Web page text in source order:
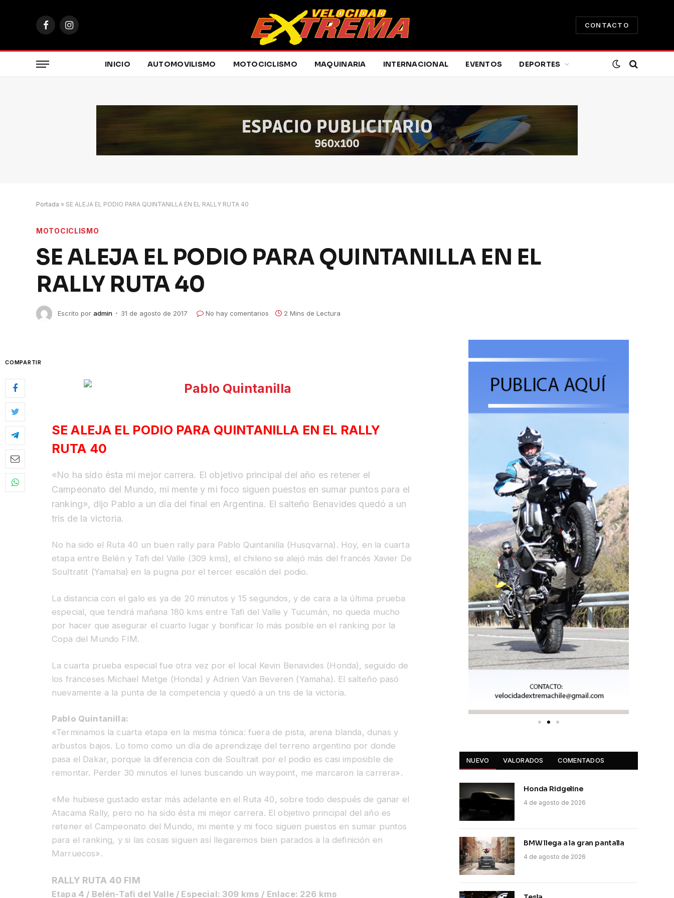
FacebookInstagram
CONTACTO
INICIO AUTOMOVILISMO MOTOCICLISMO MAQUINARIA INTERNACIONAL EVENTOS DEPORTES
Portada » SE ALEJA EL PODIO PARA QUINTANILLA EN EL RALLY RUTA 40
MOTOCICLISMO
SE ALEJA EL PODIO PARA QUINTANILLA EN EL
RALLY RUTA 40
Escrito por admin 31 de agosto de 2017 No hay comentarios 2 Mins de Lectura
COMPARTIR
SE ALEJA EL PODIO PARA QUINTANILLA EN EL RALLY
RUTA 40
«No ha sido ésta mi mejor carrera. El objetivo principal del año es retener el
Campeonato del Mundo, mi mente y mi foco siguen puestos en sumar puntos para el
ranking», dijo Pablo a un día del final en Argentina. El salteño Benavides quedó a un
tris de la victoria.
No ha sido el Ruta 40 un buen rally para Pablo Quintanilla (Husqvarna). Hoy, en la cuarta
etapa entre Belén y Tafi del Valle (309 kms), el chileno se alejó más del francés Xavier De
Soultratit (Yamaha) en la pugna por el tercer escalón del podio.
La distancia con el galo es ya de 20 minutos y 15 segundos, y de cara a la última prueba
especial, que tendrá mañana 180 kms entre Tafi del Valle y Tucumán, no queda mucho
por hacer que asegurar el cuarto lugar y bonificar lo más posible en el ranking por la
Copa del Mundo FIM.
La cuarta prueba especial fue otra vez por el local Kevin Benavides (Honda), seguido de
los franceses Michael Metge (Honda) y Adrien Van Beveren (Yamaha). El salteño pasó
nuevamente a la punta de la competencia y quedó a un tris de la victoria.
Pablo Quintanilla:
«Terminamos la cuarta etapa en la misma tónica: fuera de pista, arena blanda, dunas y
arbustos bajos. Lo tomo como un día de aprendizaje del terreno argentino por donde
pasa el Dakar, porque la diferencia con de Soultrait por el podio es casi imposible de
remontar. Perder 30 minutos el lunes buscando un waypoint, me marcaron la carrera».
«Me hubiese gustado estar más adelante en el Ruta 40, sobre todo después de ganar el
Atacama Rally, pero no ha sido ésta mi mejor carrera. El objetivo principal del año es
retener el Campeonato del Mundo, mi mente y mi foco siguen puestos en sumar puntos
para el ranking, y si las cosas siguen así llegaremos bien parados a la definición en
Marruecos».
RALLY RUTA 40 FIM
Etapa 4 / Belén-Tafi del Valle / Especial: 309 kms / Enlace: 226 kms
NUEVO VALORADOS COMENTADOS
Honda Ridgeline
4 de agosto de 2026
BMW llega a la gran pantalla
4 de agosto de 2026